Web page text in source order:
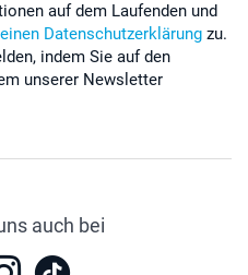
auf dem Laufenden und
Datenschutzerklärung zu.
indem Sie auf den
unserer Newsletter
auch bei